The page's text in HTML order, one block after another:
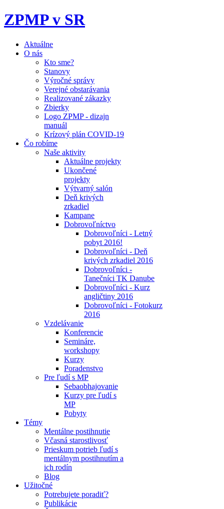
ZPMP v SR
Aktuálne
O nás
Kto sme?
Stanovy
Výročné správy
Verejné obstarávania
Realizované zákazky
Zbierky
Logo ZPMP - dizajn
manuál
Krízový plán COVID-19
Čo robíme
Naše aktivity
Aktuálne projekty
Ukončené
projekty
Výtvarný salón
Deň krivých
zrkadiel
Kampane
Dobrovoľníctvo
Dobrovoľníci - Letný
pobyt 2016!
Dobrovoľníci - Deň
krivých zrkadiel 2016
Dobrovoľníci -
Tanečníci TK Danube
Dobrovoľníci - Kurz
angličtiny 2016
Dobrovoľníci - Fotokurz
2016
Vzdelávanie
Konferencie
Semináre,
workshopy
Kurzy
Poradenstvo
Pre ľudí s MP
Sebaobhajovanie
Kurzy pre ľudí s
MP
Pobyty
Témy
Mentálne postihnutie
Včasná starostlivosť
Prieskum potrieb ľudí s
mentálnym postihnutím a
ich rodín
Blog
Užitočné
Potrebujete poradiť?
Publikácie